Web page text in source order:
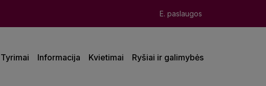
E. paslaugos
Tyrimai Informacija Kvietimai Ryšiai ir galimybės